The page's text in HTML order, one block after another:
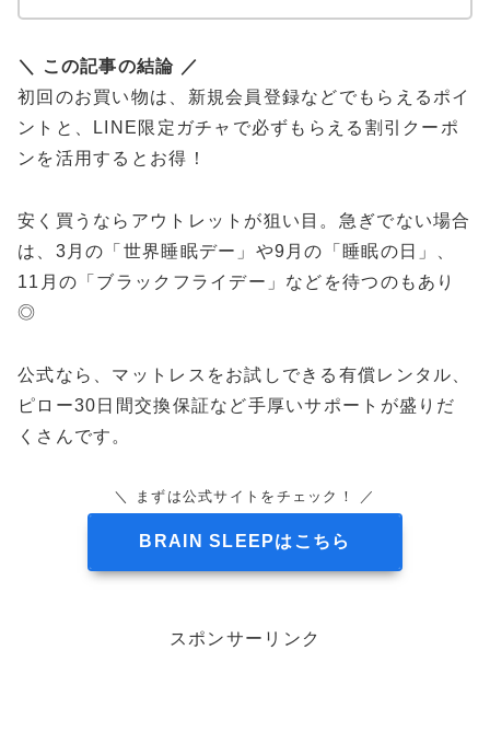
＼ この記事の結論 ／
初回のお買い物は、新規会員登録などでもらえるポイ
ントと、LINE限定ガチャで必ずもらえる割引クーポ
ンを活用するとお得！
安く買うならアウトレットが狙い目。急ぎでない場合
は、3月の「世界睡眠デー」や9月の「睡眠の日」、
11月の「ブラックフライデー」などを待つのもあり
◎
公式なら、マットレスをお試しできる有償レンタル、
ピロー30日間交換保証など手厚いサポートが盛りだ
くさんです。
＼ まずは公式サイトをチェック！ ／
BRAIN SLEEPはこちら
スポンサーリンク